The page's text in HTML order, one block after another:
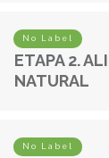
No Label
ETAPA 2.
NATURAL
No Label